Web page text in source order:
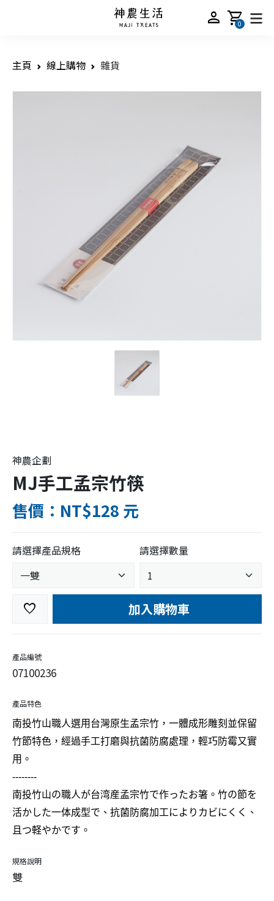
person shopping_cart
0
主頁 線上購物 雜貨
神農企劃
MJ手工孟宗竹筷
售價：NT$128 元
請選擇產品規格 請選擇數量
favorite 加入購物車
產品編號
07100236
產品特色
南投竹山職人選用台灣原生孟宗竹，一體成形雕刻並保留
竹節特色，經過手工打磨與抗菌防腐處理，輕巧防霉又實
用。
--------
南投竹山の職人が台湾産孟宗竹で作ったお箸。竹の節を
活かした一体成型で、抗菌防腐加工によりカビにくく、
且つ軽やかです。
規格說明
雙